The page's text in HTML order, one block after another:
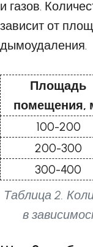
и газов.
зависит от
дымоудаления.
Таблица 2.
в
Площадь
помещения,
100-200
200-300
300-400